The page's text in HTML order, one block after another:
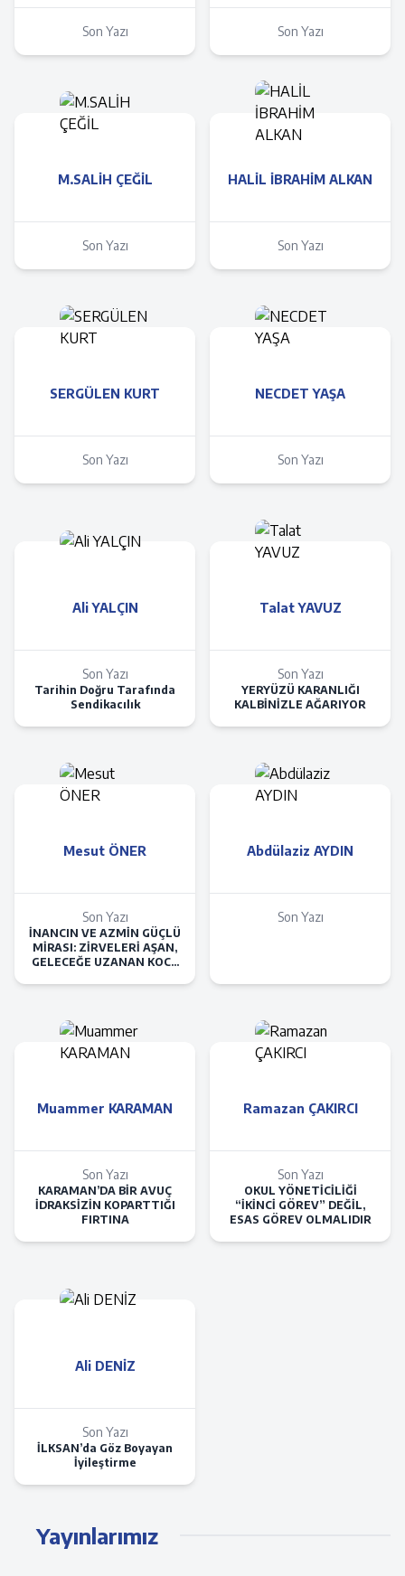
Son Yazı Son Yazı
M.SALİH ÇEĞİL
Son Yazı
HALİL İBRAHİM ALKAN
Son Yazı
SERGÜLEN KURT
Son Yazı
NECDET YAŞA
Son Yazı
Ali YALÇIN
Son Yazı
Tarihin Doğru Tarafında
Sendikacılık
Talat YAVUZ
Son Yazı
YERYÜZÜ KARANLIĞI
KALBİNİZLE AĞARIYOR
Mesut ÖNER
Son Yazı
İNANCIN VE AZMİN GÜÇLÜ
MİRASI: ZİRVELERİ AŞAN,
GELECEĞE UZANAN KOCA
Abdülaziz AYDIN
Son Yazı
Muammer KARAMAN
Son Yazı
KARAMAN’DA BİR AVUÇ
İDRAKSİZİN KOPARTTIĞI
FIRTINA
Ramazan ÇAKIRCI
Son Yazı
OKUL YÖNETİCİLİĞİ
“İKİNCİ GÖREV” DEĞİL,
ESAS GÖREV OLMALIDIR
Ali DENİZ
Son Yazı
İLKSAN’da Göz Boyayan
İyileştirme
Yayınlarımız